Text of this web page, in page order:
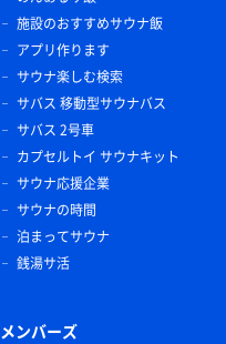
施設のおすすめサウナ飯
アプリ作ります
サウナ楽しむ検索
サバス 移動型サウナバス
サバス 2号車
カプセルトイ サウナキット
サウナ応援企業
サウナの時間
泊まってサウナ
銭湯サ活
メンバーズ